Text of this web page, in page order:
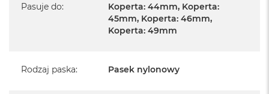
Pasuje do:
Koperta: 44mm, Koperta:
45mm, Koperta: 46mm,
Koperta: 49mm
Rodzaj paska: Pasek nylonowy